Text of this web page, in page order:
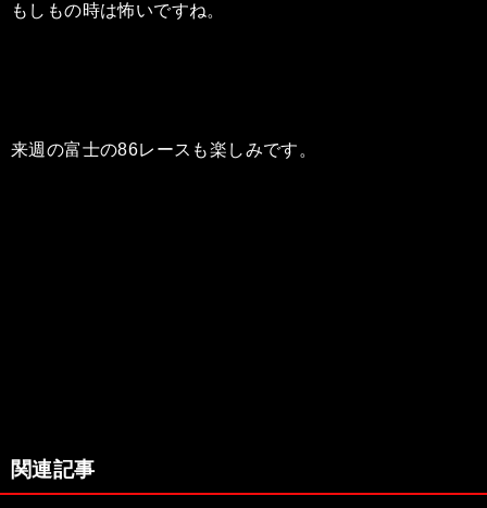
もしもの時は怖いですね。
来週の富士の86レースも楽しみです。
関連記事